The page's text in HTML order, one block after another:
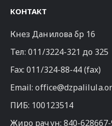
КОНТАКТ
Кнез Данилова бр 16
Тел:011/3224-321 до 325
Fax: 011/324-88-44 (fax)
Email:
ПИБ: 100123514
Жиро рачун: 840-